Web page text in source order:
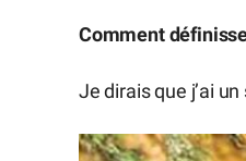
Comment
Je dirais que j’ai